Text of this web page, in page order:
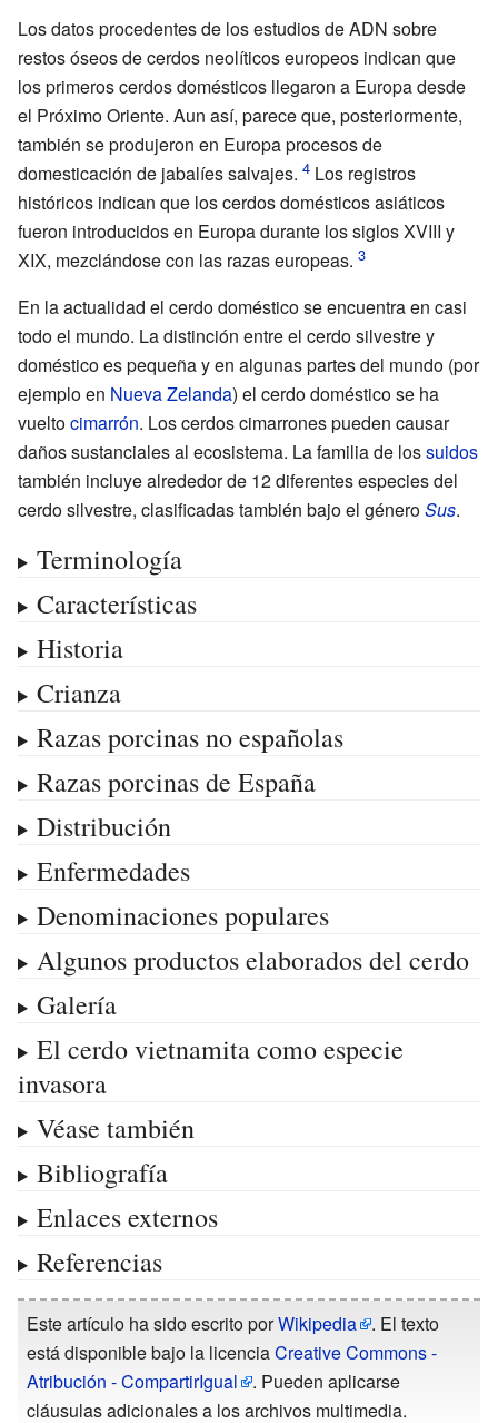
Los datos procedentes de los estudios de ADN sobre
restos óseos de cerdos neolíticos europeos indican que
los primeros cerdos domésticos llegaron a Europa desde
el Próximo Oriente. Aun así, parece que, posteriormente,
también se produjeron en Europa procesos de
domesticación de jabalíes salvajes.
Los registros
históricos indican que los cerdos domésticos asiáticos
fueron introducidos en Europa durante los siglos XVIII y
XIX, mezclándose con las razas europeas.
En la actualidad el cerdo doméstico se encuentra en casi
todo el mundo. La distinción entre el cerdo silvestre y
doméstico es pequeña y en algunas partes del mundo (por
ejemplo en Nueva Zelanda) el cerdo doméstico se ha
vueltocimarrón. Los cerdos cimarrones pueden causar
daños sustanciales al ecosistema. La familia de lossuidos
también incluye alrededor de 12 diferentes especies del
cerdo silvestre, clasificadas también bajo el géneroSus.
Terminología
Características
Historia
Crianza
Razas porcinas no españolas
Razas porcinas de España
Distribución
Enfermedades
Denominaciones populares
Algunos productos elaborados del cerdo
Galería
El cerdo vietnamita como especie
invasora
Véase también
Bibliografía
Enlaces externos
Referencias
Este artículo ha sido escrito porWikipedia
. El texto
está disponible bajo la licenciaCreative Commons -
Atribución - CompartirIgual
. Pueden aplicarse
cláusulas adicionales a los archivos multimedia.